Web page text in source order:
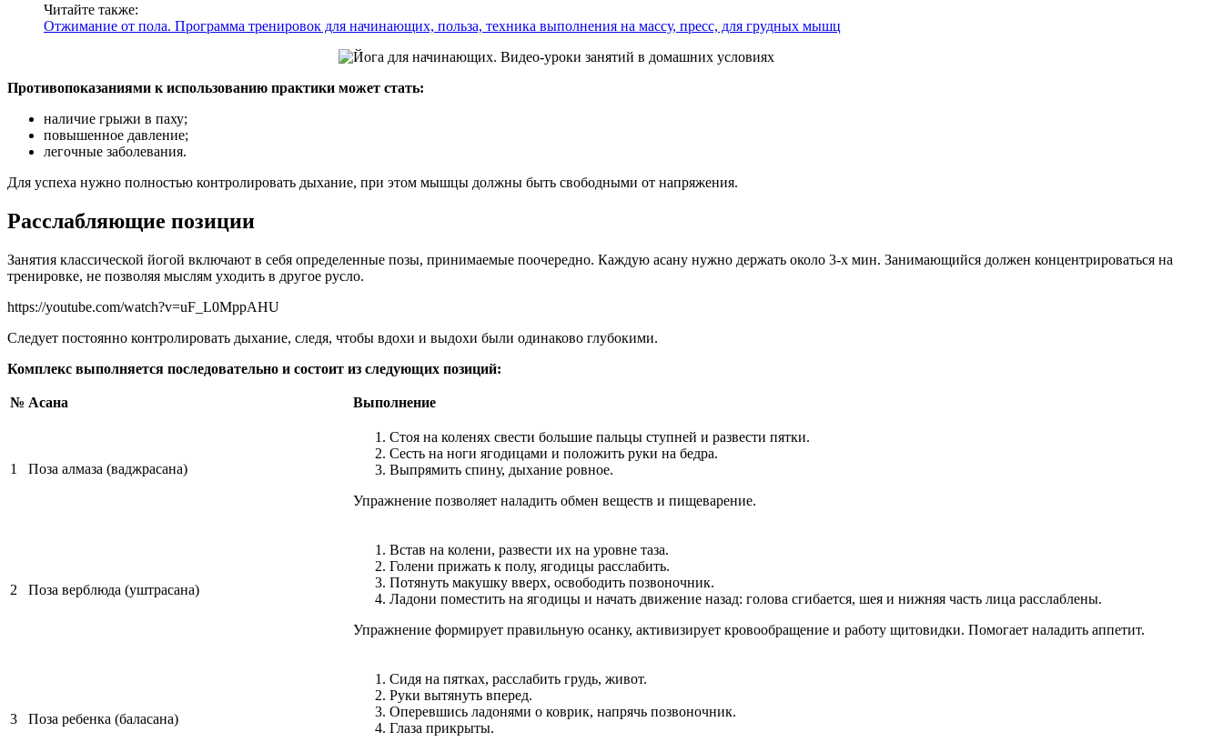
Читайте также:
Отжимание от пола. Программа тренировок для начинающих, польза, техника выполнения на массу, пресс, для грудных мышц
Противопоказаниями к использованию практики может стать:
наличие грыжи в паху;
повышенное давление;
легочные заболевания.
Для успеха нужно полностью контролировать дыхание, при этом мышцы должны быть свободными от напряжения.
Расслабляющие позиции
Занятия классической йогой включают в себя определенные позы, принимаемые поочередно. Каждую асану нужно держать около 3-х мин. Занимающийся должен концентрироваться на
тренировке, не позволяя мыслям уходить в другое русло.
https://youtube.com/watch?v=uF_L0MppAHU
Следует постоянно контролировать дыхание, следя, чтобы вдохи и выдохи были одинаково глубокими.
Комплекс выполняется последовательно и состоит из следующих позиций:
№ Асана Выполнение
1 Поза алмаза (ваджрасана)
Стоя на коленях свести большие пальцы ступней и развести пятки.
Сесть на ноги ягодицами и положить руки на бедра.
Выпрямить спину, дыхание ровное.
Упражнение позволяет наладить обмен веществ и пищеварение.
2 Поза верблюда (уштрасана)
Встав на колени, развести их на уровне таза.
Голени прижать к полу, ягодицы расслабить.
Потянуть макушку вверх, освободить позвоночник.
Ладони поместить на ягодицы и начать движение назад: голова сгибается, шея и нижняя часть лица расслаблены.
Упражнение формирует правильную осанку, активизирует кровообращение и работу щитовидки. Помогает наладить аппетит.
3 Поза ребенка (баласана)
Сидя на пятках, расслабить грудь, живот.
Руки вытянуть вперед.
Оперевшись ладонями о коврик, напрячь позвоночник.
Глаза прикрыты.